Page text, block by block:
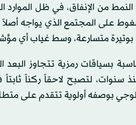
النمط من الإنفاق، في ظل
على المجتمع الذي يواجه
بوتيرة متسارعة، وسط غياب أي
بسياقات رمزية تتجاوز
لتصبح لاحقاً ركناً ثابتاً
بوصفه أولوية تتقدم على